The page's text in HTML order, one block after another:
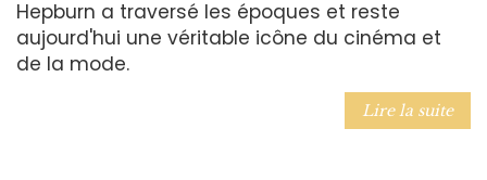
Hepburn a traversé les époques et reste
aujourd'hui une véritable icône du cinéma et
de la mode.
Lire la suite